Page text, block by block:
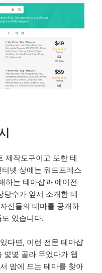
제작도구이고 또한 테
넷 상에는 워드프레스
하는 테마샵과 에이전
당수가 앞서 소개한 테
신들의 테마를 공개하
있습니다.
다면, 이런 전문 테마샵
몇몇 골라 두었다가 웹
맘에 드는 테마를 찾아